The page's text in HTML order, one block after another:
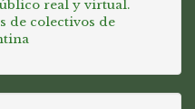
real y virtual.
de colectivos de